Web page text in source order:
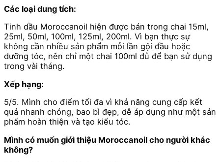
Các loại dung tích:
Tinh dầu Moroccanoil hiện được bán trong chai 15ml,
25ml, 50ml, 100ml, 125ml, 200ml. Vì bạn thực sự
không cần nhiều sản phẩm mỗi lần gội đầu hoặc
dưỡng tóc, nên chỉ một chai 100ml đủ để bạn sử dụng
trong vài tháng.
Xếp hạng:
5/5. Mình cho điểm tối đa vì khả năng cung cấp kết
quả nhanh chóng, bao bì đẹp, dễ áp ​​dụng như một sản
phẩm hoàn thiện và tạo kiểu tóc.
Mình có muốn giới thiệu Moroccanoil cho người khác
không?